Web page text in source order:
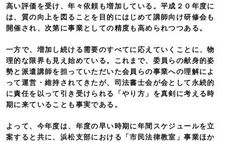
高い評価を受け、年々依頼も増加している。平成２０年度に
は、質の向上を図ることを目的にはじめて講師向け研修会も
開催され、次第に事業としての精度も高められつつある。
一方で、増加し続ける需要のすべてに応えていくことに、物
理的な限界も見え始めている。これまで、委員らの献身的姿
勢と派遣講師を担っていただいた会員らの事業への理解によ
って運営・維持されてきたが、司法書士会が会として永続的
に責任を以って引き受けられる「やり方」を真剣に考える時
期に来ていることも事実である。
よって、今年度は、年度の早い時期に年間スケジュールを立
案すると共に、浜松支部における「市民法律教室」事業ほか